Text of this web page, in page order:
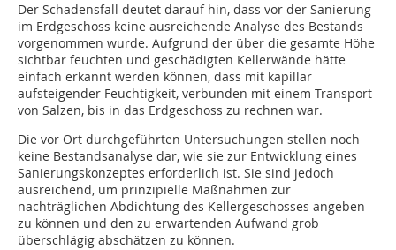
Der Schadensfall deutet darauf hin, dass vor der Sanierung
im Erdgeschoss keine ausreichende Analyse des Bestands
vorgenommen wurde. Aufgrund der über die gesamte Höhe
sichtbar feuchten und geschädigten Kellerwände hätte
einfach erkannt werden können, dass mit kapillar
aufsteigender Feuchtigkeit, verbunden mit einem Transport
von Salzen, bis in das Erdgeschoss zu rechnen war.
Die vor Ort durchgeführten Untersuchun­gen stellen noch
keine Bestandsanalyse dar, wie sie zur Entwicklung eines
Sanierungskonzeptes erforderlich ist. Sie sind jedoch
ausreichend, um prinzipielle Maßnahmen zur
nachträglichen Abdichtung des Kellergeschosses angeben
zu können und den zu erwartenden Aufwand grob
überschlägig abschätzen zu können.